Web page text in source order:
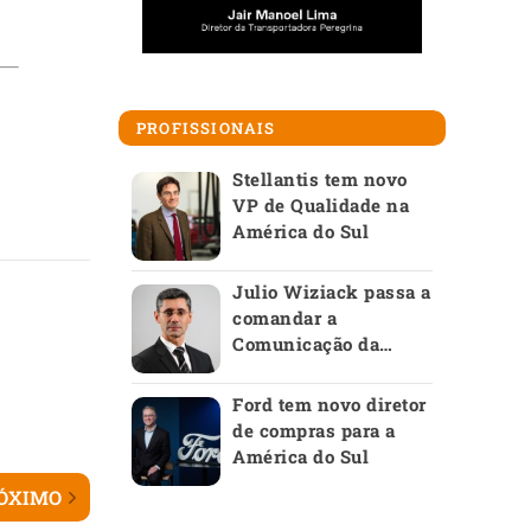
PROFISSIONAIS
Stellantis tem novo
VP de Qualidade na
América do Sul
Julio Wiziack passa a
comandar a
Comunicação da
Ford tem novo diretor
de compras para a
América do Sul